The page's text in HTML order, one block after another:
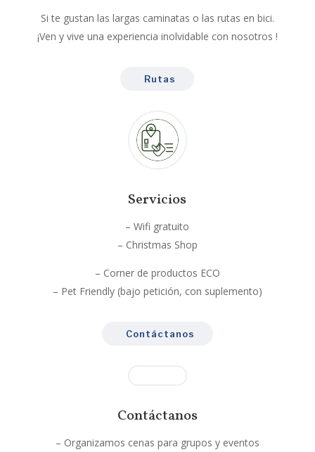
Si te gustan las largas caminatas o las rutas en bici.
¡Ven y vive una experiencia inolvidable con nosotros !
Rutas
Servicios
– Wifi gratuito
– Christmas Shop
– Corner de productos ECO
– Pet Friendly (bajo petición, con suplemento)
Contáctanos
Contáctanos
– Organizamos cenas para grupos y eventos